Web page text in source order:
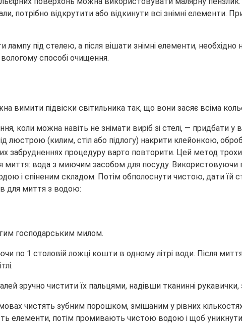
потрібно відкрутити або відкинути всі знімні елементи.
під стелею, а після вішати знімні елементи,
способі очищення.
вимити підвіски світильника так, що вони засяє всіма
коли можна навіть не знімати виріб зі стелі, — придбати у
люстрою (килим, стіл або підлогу) накрити клейонкою,
забрудненнях процедуру варто повторити. Цей метод
миття: вода з миючим засобом для посуду.
і спіненим складом. Потім обполоснути чистою, дати
для миття з водою:
господарським милом.
по 1 столовій ложці кошти в одному літрі води. Після
зручно чистити їх пальцями, надівши тканинні
чистять зубним порошком, змішаним у рівних
елементи, потім промивають чистою водою і щоб